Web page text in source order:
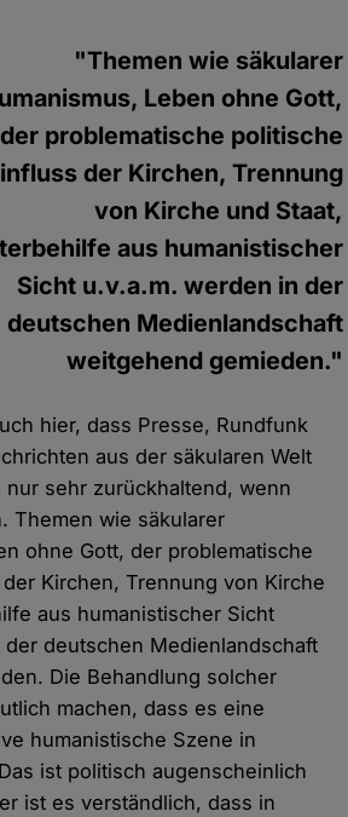
"Themen wie säkularer
Leben ohne Gott,
der problematische politische
der Kirchen, Trennung
von Kirche und Staat,
aus humanistischer
Sicht u.v.a.m. werden in der
deutschen Medienlandschaft
weitgehend gemieden."
hier, dass Presse, Rundfunk
aus der säkularen Welt
sehr zurückhaltend, wenn
Themen wie säkularer
ohne Gott, der problematische
Kirchen, Trennung von Kirche
aus humanistischer Sicht
der deutschen Medienlandschaft
Die Behandlung solcher
machen, dass es eine
humanistische Szene in
ist politisch augenscheinlich
ist es verständlich, dass in